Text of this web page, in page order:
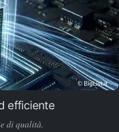
efficiente
di qualità.